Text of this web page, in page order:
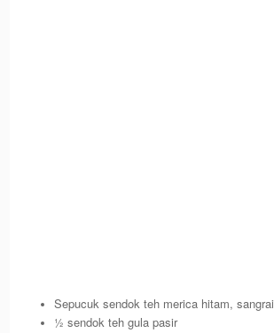
Sepucuk sendok teh merica hitam, sangrai
½ sendok teh gula pasir